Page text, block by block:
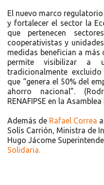
El nuevo marco
y fortalecer el sector la
que pertenecen
cooperativistas y
medidas benefician a más
permite visibilizar a
tradicionalmente
que “genera el 50% del
ahorro nacional”.
RENAFIPSE en la
Además de Rafael Correa
Solís Carrión, Ministra de
Hugo Jácome
Solidaria.